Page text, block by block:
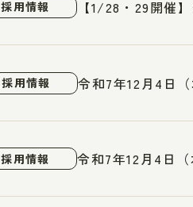
採用情報 【1/28・29開催
採用情報 令和7年12月4日
採用情報 令和7年12月4日